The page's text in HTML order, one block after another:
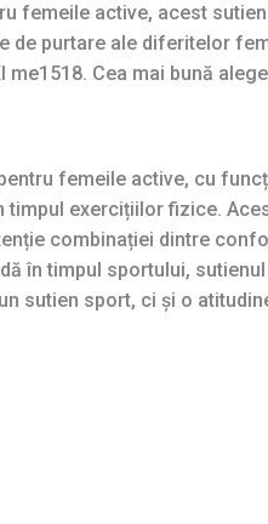
femeile active, acest
de purtare ale diferitelor
Cea mai bună
femeile active, cu
exercițiilor fizice.
combinației dintre
în timpul sportului,
sutien sport, ci și o